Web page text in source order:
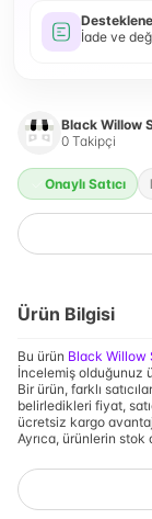
İade ve
Black Willow
0 Takipçi
Onaylı Satıcı
Ürün Bilgisi
Bu ürün Black Willow
İncelemiş olduğunuz
Bir ürün, farklı
belirledikleri fiyat,
ücretsiz kargo
Ayrıca, ürünlerin